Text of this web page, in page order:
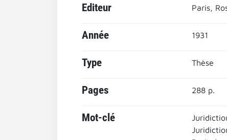
Editeur Paris,
Année 1931
Type Thèse
Pages 288 p.
Mot-clé